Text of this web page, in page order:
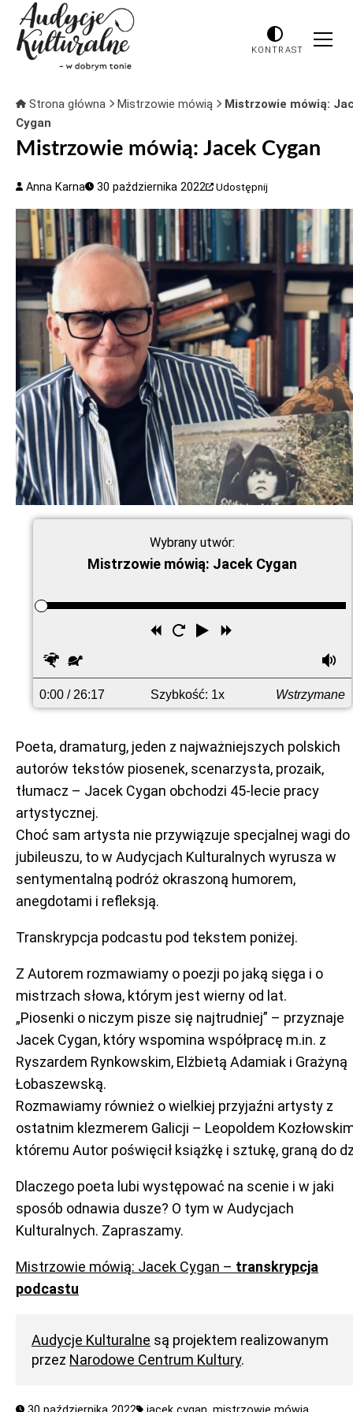
KONTRAST
Strona główna Mistrzowie mówią
Mistrzowie mówią:
Cygan
Mistrzowie mówią: Jacek Cygan
Anna Karna 30 października 2022 Udostępnij
Wybrany utwór:
Mistrzowie mówią: Jacek Cygan
Odtwórz
Uruchom
Przewiń
przodu
Szybciej
0:00 / 26:17 Szybkość: 1x Wstrzymane
Poeta, dramaturg, jeden z najważniejszych polskich
autorów tekstów piosenek, scenarzysta, prozaik,
tłumacz – Jacek Cygan obchodzi 45-lecie pracy
artystycznej.
Choć sam artysta nie przywiązuje specjalnej wagi do
jubileuszu, to w Audycjach Kulturalnych wyrusza w
sentymentalną podróż okraszoną humorem,
anegdotami i refleksją.
Transkrypcja podcastu pod tekstem poniżej.
Z Autorem rozmawiamy o poezji po jaką sięga i o
mistrzach słowa, którym jest wierny od lat.
„Piosenki o niczym pisze się najtrudniej” – przyznaje
Jacek Cygan, który wspomina współpracę m.in. z
Ryszardem Rynkowskim, Elżbietą Adamiak i Grażyną
Łobaszewską.
Rozmawiamy również o wielkiej przyjaźni artysty z
ostatnim klezmerem Galicji – Leopoldem
któremu Autor poświęcił książkę i sztukę, graną do
Dlaczego poeta lubi występować na scenie i w jaki
sposób odnawia dusze? O tym w Audycjach
Kulturalnych. Zapraszamy.
Mistrzowie mówią: Jacek Cygan – transkrypcja
podcastu
Audycje Kulturalne są projektem realizowanym
przez Narodowe Centrum Kultury.